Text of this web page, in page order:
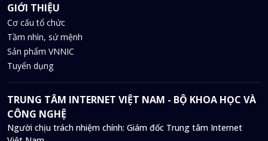
GIỚI THIỆU
Cơ cấu tổ chức
Tầm nhìn, sứ mệnh
Sản phẩm VNNIC
Tuyển dụng
TRUNG TÂM INTERNET VIỆT NAM - BỘ KHOA HỌC VÀ
CÔNG NGHỆ
Người chịu trách nhiệm chính: Giám đốc Trung tâm Internet